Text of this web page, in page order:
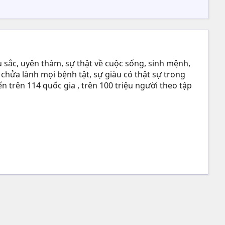
uyên thâm, sự thật về cuộc sống, sinh mệnh,
lành mọi bệnh tật, sự giàu có thật sự trong
trên 114 quốc gia , trên 100 triệu người theo tập